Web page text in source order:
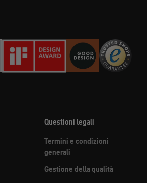
Questioni legali
Termini e condizioni
generali
Gestione della qualità